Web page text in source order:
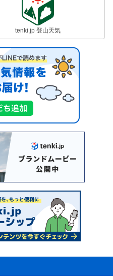
tenki.jp 登山天気